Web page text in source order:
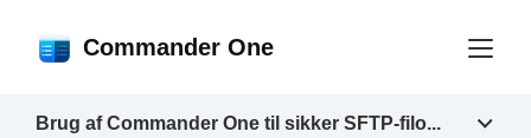
Commander One
Brug af Commander One til sikker SFTP-filo...